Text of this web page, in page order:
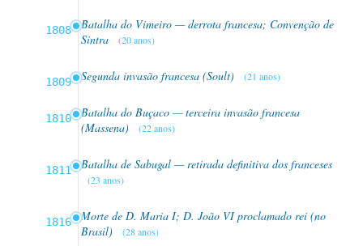
1808
Batalha do Vimeiro — derrota francesa; Convenção de
Sintra
(20 anos)
1809 Segunda invasão francesa (Soult) (21 anos)
1810
Batalha do Buçaco — terceira invasão francesa
(Massena)
(22 anos)
1811 Batalha de Sabugal — retirada definitiva dos franceses
(23 anos)
1816
Morte de D. Maria I; D. João VI proclamado rei (no
Brasil)
(28 anos)